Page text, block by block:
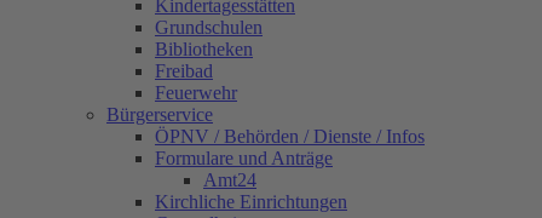
Kindertagesstätten
Grundschulen
Bibliotheken
Freibad
Feuerwehr
Bürgerservice
ÖPNV / Behörden / Dienste / Infos
Formulare und Anträge
Amt24
Kirchliche Einrichtungen